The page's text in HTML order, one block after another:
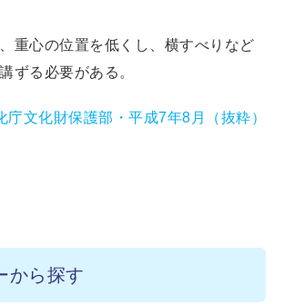
重心の位置を低くし、横すべりなど
ずる必要がある。
庁文化財保護部・平成7年8月（抜粋）
から探す